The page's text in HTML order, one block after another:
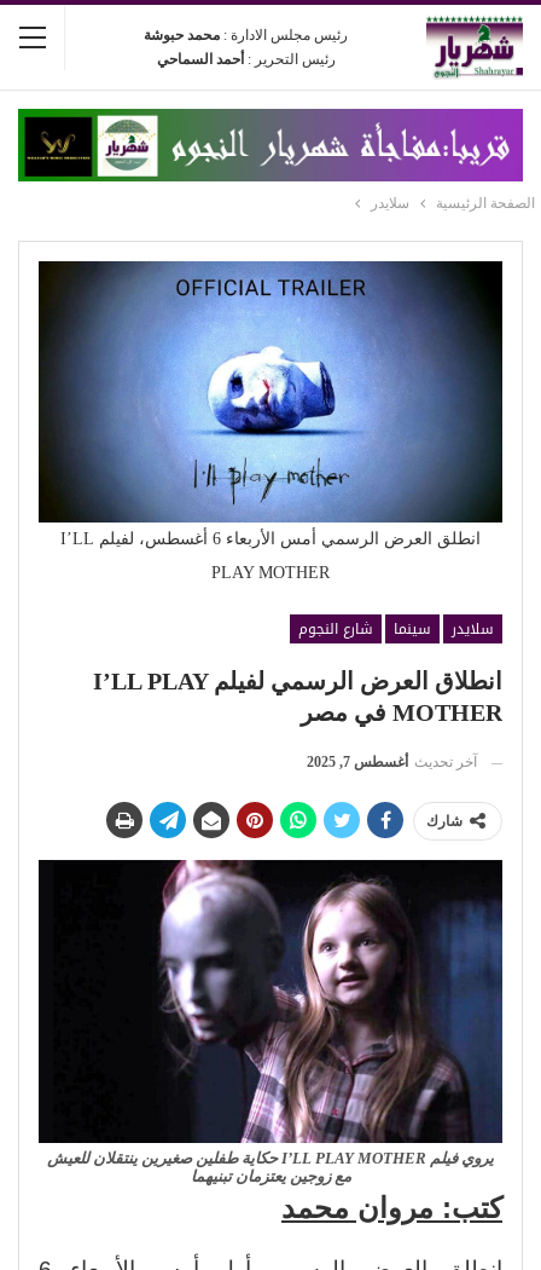
رئيس مجلس الادارة : محمد حبوشة
رئيس التحرير : أحمد السماحي
الصفحة الرئيسية سلايدر
انطلق العرض الرسمي أمس الأربعاء 6 أغسطس، لفيلم I’LL
PLAY MOTHER
سلايدر سينما
شارع النجوم
انطلاق العرض الرسمي لفيلم I’LL PLAY
MOTHER في مصر
آخر تحديث أغسطس 7, 2025
شارك
يروي فيلم I’LL PLAY MOTHER حكاية طفلين صغيرين ينتقلان للعيش
مع زوجين يعتزمان تبنيهما
كتب: مروان محمد